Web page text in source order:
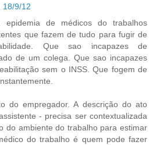
18/9/12
de médicos do trabalhos
que fazem de tudo para fugir de
Que sao incapazes de
de um colega. Que sao incapazes
sem o INSS. Que fogem de
do empregador. A descrição do ato
- precisa ser contextualizada
do ambiente do trabalho para estimar
do trabalho é quem pode fazer